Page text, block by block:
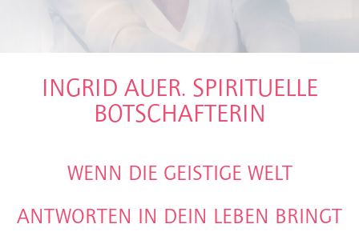
INGRID AUER. SPIRITUELLE
BOTSCHAFTERIN
WENN DIE GEISTIGE WELT
ANTWORTEN IN DEIN LEBEN BRINGT